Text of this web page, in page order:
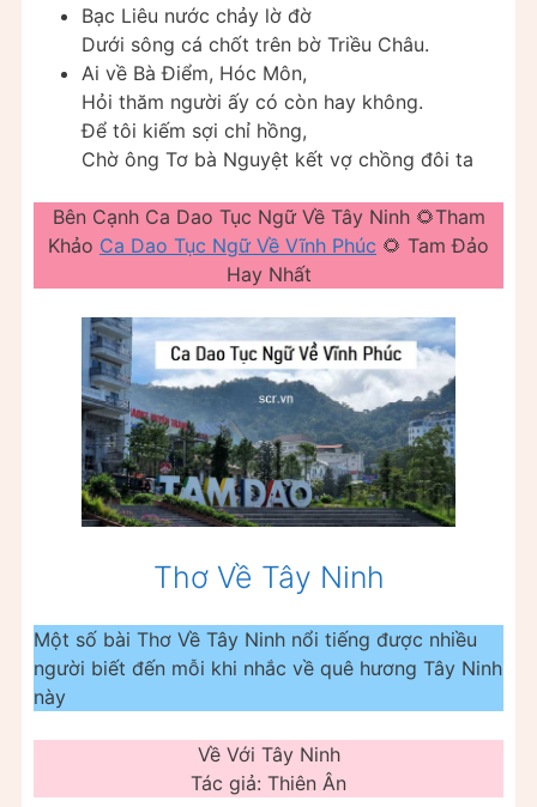
Bạc Liêu nước chảy lờ đờ
Dưới sông cá chốt trên bờ Triều Châu.
Ai về Bà Điểm, Hóc Môn,
Hỏi thăm người ấy có còn hay không.
Để tôi kiếm sợi chỉ hồng,
Chờ ông Tơ bà Nguyệt kết vợ chồng đôi ta
Bên Cạnh Ca Dao Tục Ngữ Về Tây Ninh 🌻Tham
Khảo Ca Dao Tục Ngữ Về Vĩnh Phúc 🌻 Tam Đảo
Hay Nhất
Thơ Về Tây Ninh
Một số bài Thơ Về Tây Ninh nổi tiếng được nhiều
người biết đến mỗi khi nhắc về quê hương Tây Ninh
này
Về Với Tây Ninh
Tác giả: Thiên Ân